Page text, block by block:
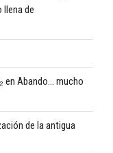
llena de
en Abando… mucho
de la antigua